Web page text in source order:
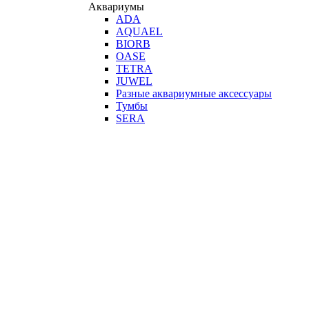
Аквариумы
ADA
AQUAEL
BIORB
OASE
TETRA
JUWEL
Разные аквариумные аксессуары
Тумбы
SERA